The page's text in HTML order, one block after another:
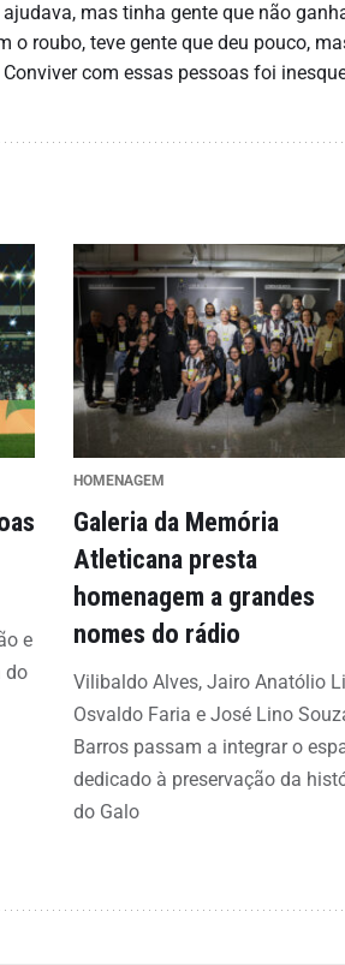
mas tinha gente que não
o roubo, teve gente que deu pouco,
com essas pessoas foi
e
do
HOMENAGEM
Galeria da Memória
Atleticana presta
homenagem a grandes
nomes do rádio
Vilibaldo Alves, Jairo Anatólio
Osvaldo Faria e José Lino
Barros passam a integrar o
dedicado à preservação da
do Galo